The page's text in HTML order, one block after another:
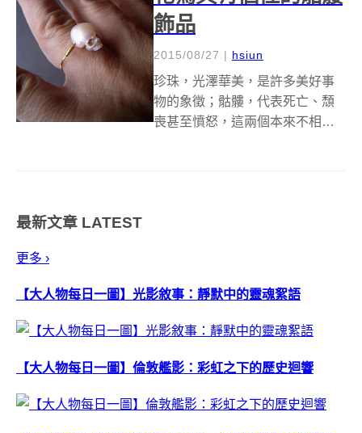
飾品
2015/08/27 | hsiun
珍珠，光澤華美，是許多美好事
物的象徵；骷髏，代表死亡、頹
喪甚至憤怒，這兩個本來不相干
最新文章 LATEST
更多 ›
【大人物每日一圖】光影敘事：靜默中的靈魂絮語
【大人物每日一圖】倫敦艦影：彩虹之下的歷史迴響